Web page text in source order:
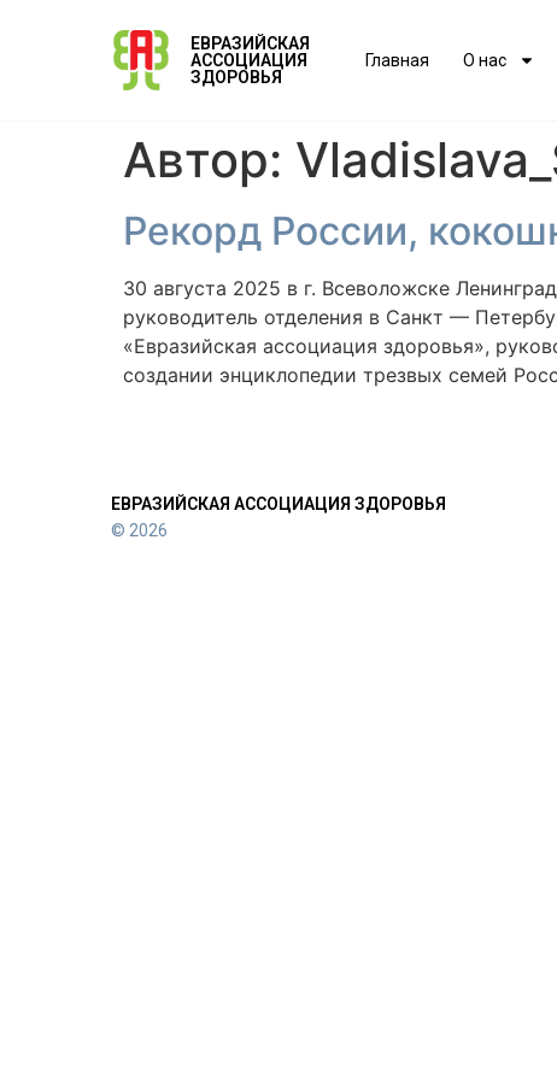
ЕВРАЗИЙСКАЯ
АССОЦИАЦИЯ
ЗДОРОВЬЯ
Главная О нас
Автор:
Рекорд России,
30 августа 2025 в г. Всеволожске
руководитель отделения в Санкт —
«Евразийская ассоциация здоровья»,
создании энциклопедии трезвых семей
ЕВРАЗИЙСКАЯ АССОЦИАЦИЯ ЗДОРОВЬЯ
© 2026